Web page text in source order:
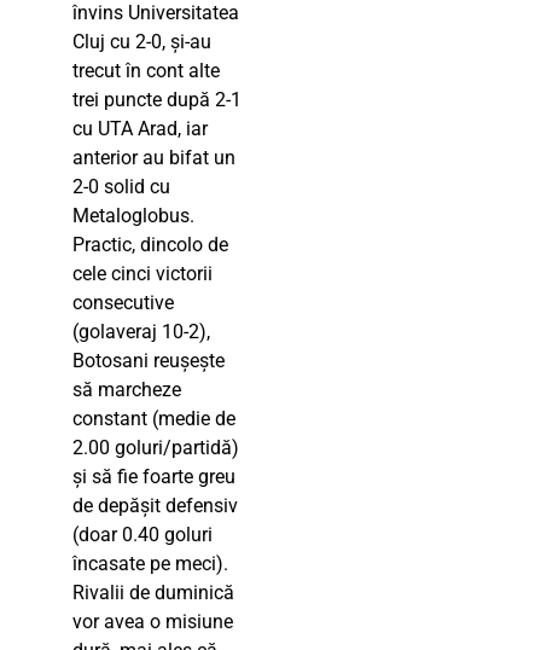
învins Universitatea
Cluj cu 2-0, și-au
trecut în cont alte
trei puncte după 2-1
cu UTA Arad, iar
anterior au bifat un
2-0 solid cu
Metaloglobus.
Practic, dincolo de
cele cinci victorii
consecutive
(golaveraj 10-2),
Botosani reușește
să marcheze
constant (medie de
2.00 goluri/partidă)
și să fie foarte greu
de depășit defensiv
(doar 0.40 goluri
încasate pe meci).
Rivalii de duminică
vor avea o misiune